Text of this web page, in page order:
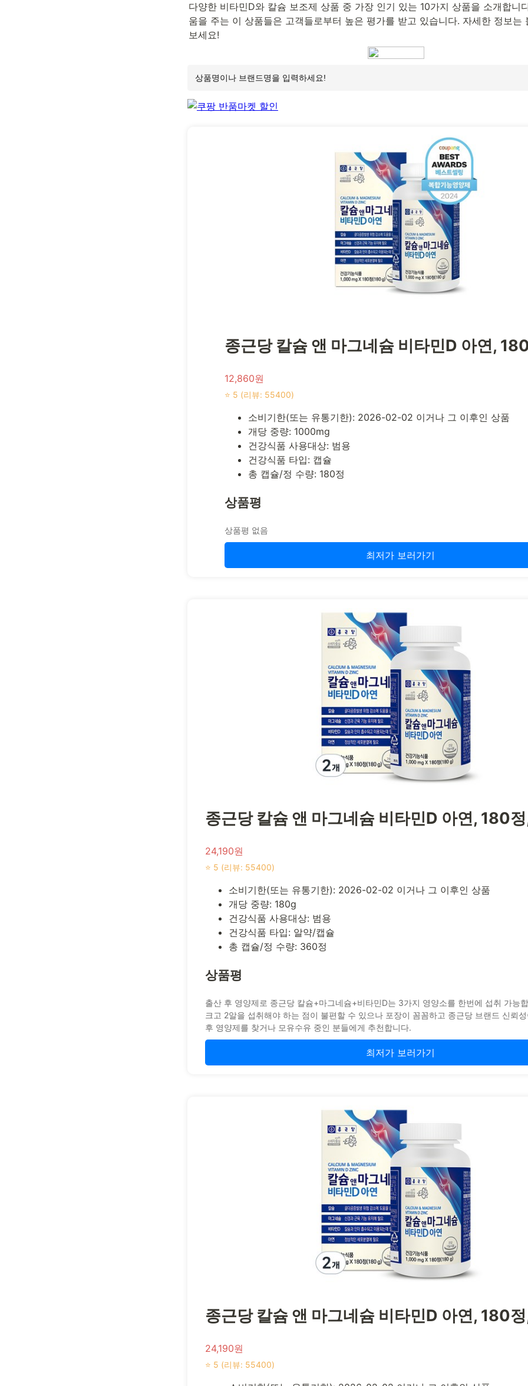
다양한 비타민D와 칼슘 보조제 상품 중 가장 인기 있는 10가지 상품을 소개합니
움을 주는 이 상품들은 고객들로부터 높은 평가를 받고 있습니다. 자세한 정보는
보세요!
종근당 칼슘 앤 마그네슘 비타민D 아연,
12,860원
⭐ 5 (리뷰: 55400)
소비기한(또는 유통기한): 2026-02-02 이거나 그 이후인 상품
개당 중량: 1000mg
건강식품 사용대상: 범용
건강식품 타입: 캡슐
총 캡슐/정 수량: 180정
상품평
상품평 없음
최저가 보러가기
종근당 칼슘 앤 마그네슘 비타민D 아연, 180
24,190원
⭐ 5 (리뷰: 55400)
소비기한(또는 유통기한): 2026-02-02 이거나 그 이후인 상품
개당 중량: 180g
건강식품 사용대상: 범용
건강식품 타입: 알약/캡슐
총 캡슐/정 수량: 360정
상품평
출산 후 영양제로 종근당 칼슘+마그네슘+비타민D는 3가지 영양소를 한번에 섭취 가능
크고 2알을 섭취해야 하는 점이 불편할 수 있으나 포장이 꼼꼼하고 종근당 브랜드 신뢰
후 영양제를 찾거나 모유수유 중인 분들에게 추천합니다.
최저가 보러가기
종근당 칼슘 앤 마그네슘 비타민D 아연, 180
24,190원
⭐ 5 (리뷰: 55400)